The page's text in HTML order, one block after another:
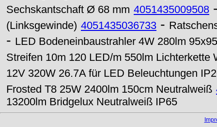
Sechskantschaft Ø 68 mm 4051435009508
(Linksgewinde) 4051435036733 -
- LED Bodeneinbaustrahler 4W 280lm
Streifen 10m 120 LED/m 550lm Lichterkette
12V 320W 26.7A für LED Beleuchtungen
Frosted T8 25W 2400lm 150cm Neutralweiß
13200lm Bridgelux Neutralweiß IP65